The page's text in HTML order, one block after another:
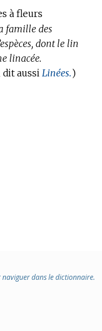
à fleurs
famille des
dont le lin
linacée.
dit aussi Linées.)
dans le dictionnaire.